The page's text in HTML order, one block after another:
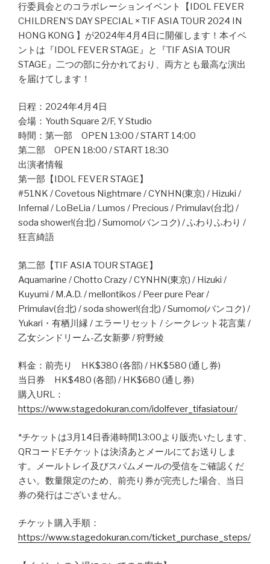
行委員会とのコラボレーションイベント【IDOL FEVER
CHILDREN’S DAY SPECIAL × TIF ASIA TOUR 2024 IN
HONG KONG 】が2024年4月4日に開催します！本イベ
ントは『IDOL FEVER STAGE』と『TIF ASIA TOUR
STAGE』二つの部に分かれており、両方とも最高な演出
を届けてします！
日程：2024年4月4日
会場：Youth Square 2/F, Y Studio
時間：第一部 OPEN 13:00 / START 14:00
第二部 OPEN 18:00 / START 18:30
出演者情報
第一部【IDOL FEVER STAGE】
#51NK / Covetous Nightmare / CYNHN(東京) / Hizuki /
Infernal / LoBeLia / Lumos / Precious / Primulav(台北) /
soda shower!(台北) / Sumomo(バンコク) / ふわりふわり /
狂言綺語
第二部【TIF ASIA TOUR STAGE】
Aquamarine / Chotto Crazy / CYNHN(東京) / Hizuki /
Kuyumi / M.A.D. / mellontikos / Peer pure Pear /
Primulav(台北) / soda shower!(台北) / Sumomo(バンコク) /
Yukari・有栖川縁 / エラーリセット / シークレット花言葉 /
乙女シンドリーム-乙女新夢 / 狩野綾
料金：前売り HK$380 (各部) / HK$580 (通し券)
当日券 HK$480 (各部) / HK$680 (通し券)
購入URL：
https://www.stagedokuran.com/idolfever_tifasiatour/
*チケットは3月14日香港時間13:00より販売いたします、
QRコードEチケットは決済あとメールにてお送りしま
す。メールトレイ及びスパムメールの受信をご確認くだ
さい。数量限定のため、前売り券が完売した場合、当日
券の発行はございません。
チケット購入手順：
https://www.stagedokuran.com/ticket_purchase_steps/